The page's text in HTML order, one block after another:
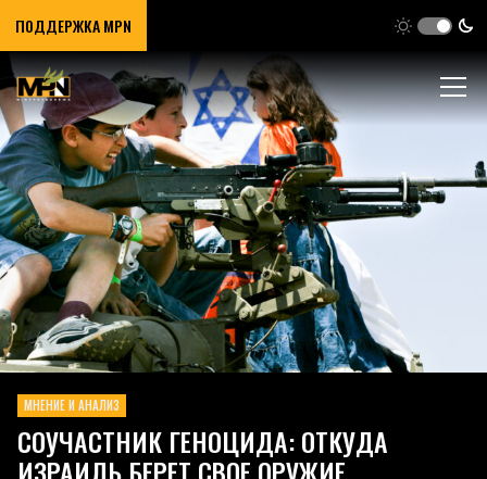
ПОДДЕРЖКА MPN
МНЕНИЕ И АНАЛИЗ
СОУЧАСТНИК ГЕНОЦИДА: ОТКУДА